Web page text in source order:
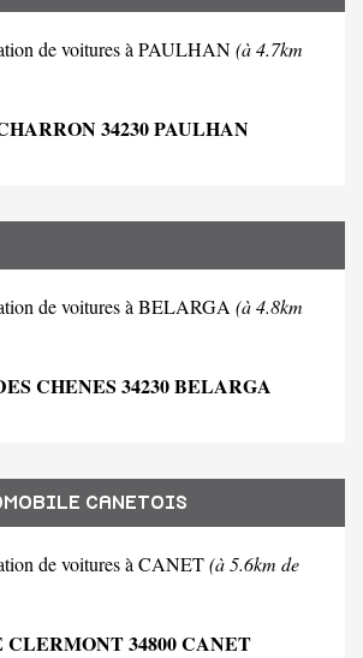
de voitures à PAULHAN(à 4.7km
34230 PAULHAN
de voitures à BELARGA(à 4.8km
CHENES 34230 BELARGA
CANETOIS
de voitures à CANET(à 5.6km de
CLERMONT 34800 CANET